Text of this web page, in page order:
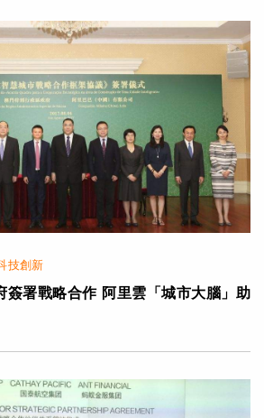
技創新
簽署戰略合作 阿里雲「城市大腦」助